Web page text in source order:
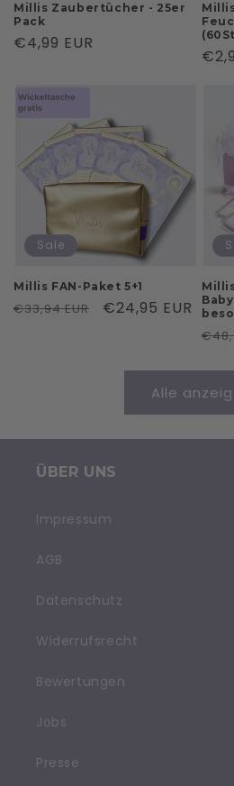
Millis Zaubertücher - 25er
Pack
Normaler
€4,99 EUR
Sale
Millis FAN-Paket 5+1
Normaler
€33,94 EUR Verkaufspreis
€24,95 EUR
Alle
ÜBER UNS
Impressum
AGB
Datenschutz
Widerrufsrecht
Bewertungen
Jobs
Presse